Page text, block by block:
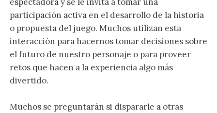
participación activa en el desarrollo de la historia
o propuesta del juego. Muchos utilizan esta
interacción para hacernos tomar decisiones sobre
el futuro de nuestro personaje o para proveer
retos que hacen a la experiencia algo más
divertido.
Muchos se preguntarán si dispararle a otras